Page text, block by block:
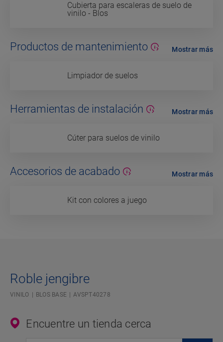
Cubierta para escaleras de suelo de
vinilo - Blos
Productos de mantenimiento
Limpiador de suelos
Mostrar más
Herramientas de instalación
Cúter para suelos de vinilo
Mostrar más
Accesorios de acabado
Kit con colores a juego
Mostrar más
Roble jengibre
VINILO BLOS BASE AVSPT40278
Encuentre un tienda cerca